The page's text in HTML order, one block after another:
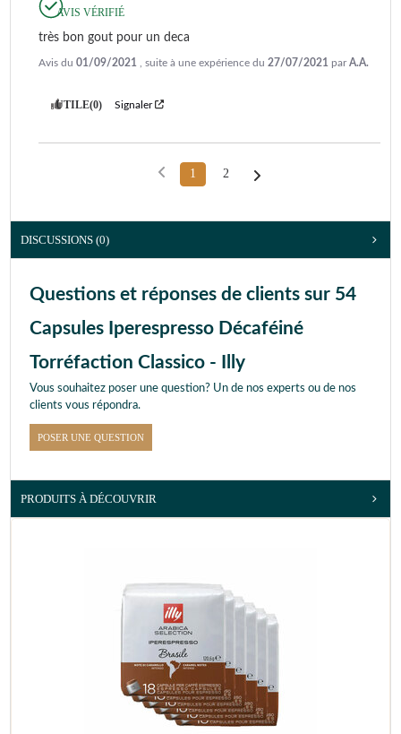
AVIS VÉRIFIÉ
très bon gout pour un deca
Avis du 01/09/2021 , suite à une expérience du 27/07/2021 parA.A.
UTILE(0) Signaler
1 2
DISCUSSIONS (0)
Questions et réponses de clients sur 54
Capsules Iperespresso Décaféiné
Torréfaction Classico - Illy
Vous souhaitez poser une question? Un de nos experts ou de nos
clients vous répondra.
POSER UNE QUESTION
PRODUITS À DÉCOUVRIR